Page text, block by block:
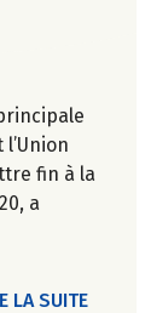
fin à la
a
LA SUITEDE